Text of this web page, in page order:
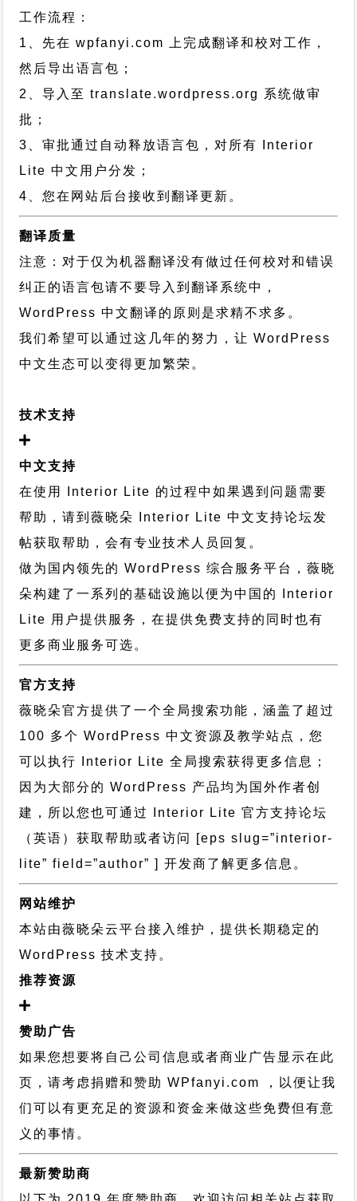
工作流程：
1、先在 wpfanyi.com 上完成翻译和校对工作，
然后导出语言包；
2、导入至 translate.wordpress.org 系统做审
批；
3、审批通过自动释放语言包，对所有 Interior
Lite 中文用户分发；
4、您在网站后台接收到翻译更新。
翻译质量
注意：对于仅为机器翻译没有做过任何校对和错误
纠正的语言包请不要导入到翻译系统中，
WordPress 中文翻译的原则 是求精不求多。
我们希望可以通过这几年的努力，让 WordPress
中文生态可以变得更加繁荣。
技术支持
中文支持
在使用 Interior Lite 的过程中如果遇到问题需要
帮助，请到薇晓朵
Interior Lite 中文支持论坛发
帖获取帮助，会有专业技术人员回复。
做为国内领先的 WordPress 综合服务平台，薇晓
朵构建了一系列的基础设施以便为中国的 Interior
Lite 用户提供服务，在提供免费支持的同时也有
更多商业服务可选。
官方支持
薇晓朵官方提供了一个全局搜索功能，涵盖了超过
100 多个 WordPress 中文资源及教学站点，您
可以执行
Interior Lite 全局搜索获得更多信息；
因为大部分的 WordPress 产品均为国外作者创
建，所以您也可通过
Interior Lite 官方支持论坛
（英语）获取帮助或者访问 [eps slug=”interior-
lite” field=”author” ] 开发商了解更多信息。
网站维护
本站由薇晓朵云平台接入维护，提供长期稳定的
WordPress 技术支持 。
推荐资源
赞助广告
如果您想要将自己公司信息或者商业广告显示在此
页，请考虑捐赠和赞助 WPfanyi.com ，以便让我
们可以有更充足的资源和资金来做这些免费但有意
义的事情。
最新赞助商